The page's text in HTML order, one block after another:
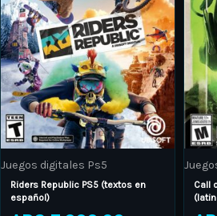
Juegos digitales Ps5
Riders Republic PS5 (textos en
español)
multiple
variants.
The
options
may
be
chosen
on
the
Call
The
may
be
on
the